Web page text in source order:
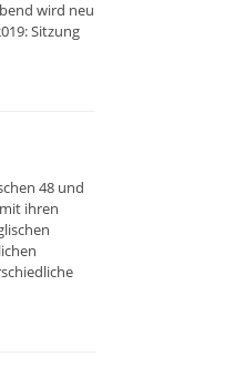
wird neu
Sitzung
48 und
ihren